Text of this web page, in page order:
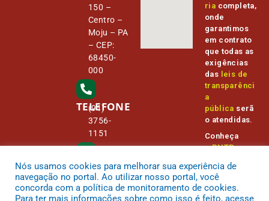
150 –
Centro –
Moju – PA
– CEP:
68450-
000
TELEFONE
(91)
3756-
1151
E-MAIL
camara@
cmmoju.p
a.gov.br
ria completa,
onde
garantimos
em contrato
que todas as
exigências
das leis de
transparênci
a
pública serã
o atendidas.
Conheça
oPNTPe
Transparênc
ia Pública
Nós usamos cookies para melhorar sua experiência de
navegação no portal. Ao utilizar nosso portal, você
concorda com a política de monitoramento de cookies.
Para ter mais informações sobre como isso é feito, acesse